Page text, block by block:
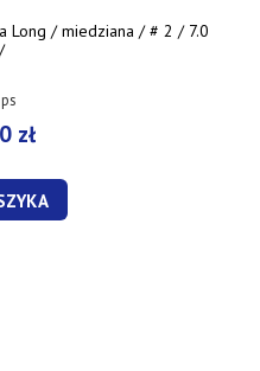
Long / miedziana / # 2 / 7.0
zł